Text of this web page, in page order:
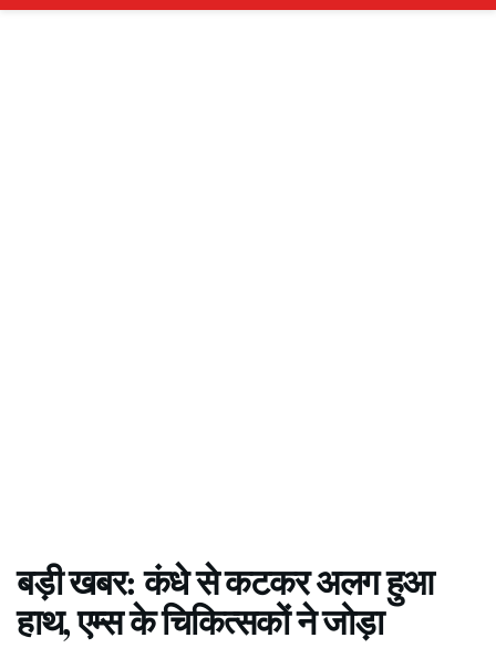
बड़ी खबर: कंधे से कटकर अलग हुआ
हाथ, एम्स के चिकित्सकों ने जोड़ा